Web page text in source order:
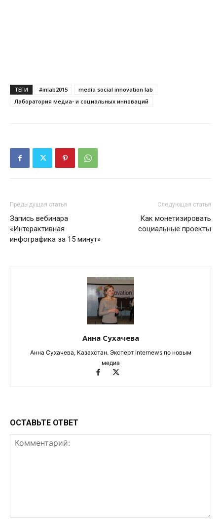
ТЕГИ #inlab2015
media social innovation lab
Лаборатория медиа- и социальных инноваций
Предыдущая статья
Запись вебинара
«Интерактивная
инфографика за 15 минут»
Следующая статья
Как монетизировать
социальные проекты
Анна Сухачева
Анна Сухачева, Казахстан. Эксперт Internews по новым
медиа
ОСТАВЬТЕ ОТВЕТ